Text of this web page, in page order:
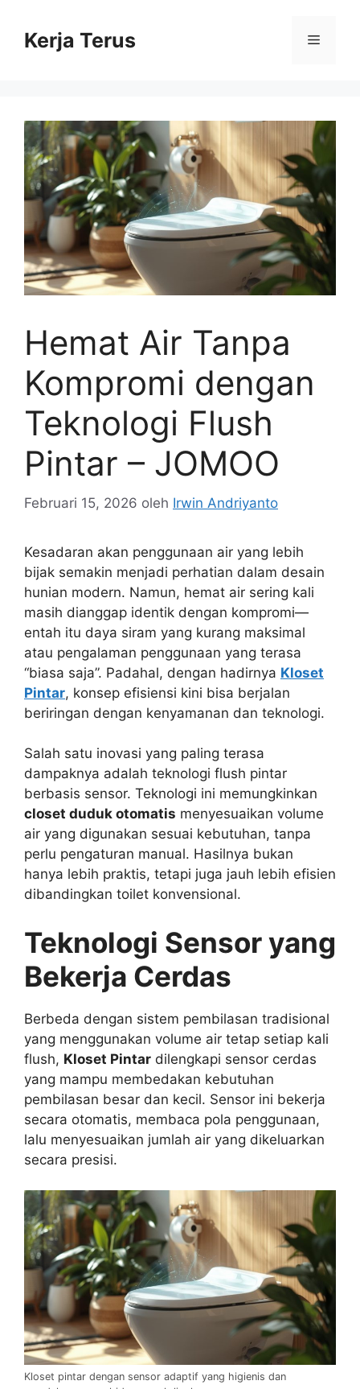
Kerja Terus Menu
Hemat Air Tanpa
Kompromi dengan
Teknologi Flush
Pintar – JOMOO
Februari 15, 2026 oleh Irwin Andriyanto
Kesadaran akan penggunaan air yang lebih
bijak semakin menjadi perhatian dalam desain
hunian modern. Namun, hemat air sering kali
masih dianggap identik dengan kompromi—
entah itu daya siram yang kurang maksimal
atau pengalaman penggunaan yang terasa
“biasa saja”. Padahal, dengan hadirnya Kloset
Pintar, konsep efisiensi kini bisa berjalan
beriringan dengan kenyamanan dan teknologi.
Salah satu inovasi yang paling terasa
dampaknya adalah teknologi flush pintar
berbasis sensor. Teknologi ini memungkinkan
closet duduk otomatis menyesuaikan volume
air yang digunakan sesuai kebutuhan, tanpa
perlu pengaturan manual. Hasilnya bukan
hanya lebih praktis, tetapi juga jauh lebih efisien
dibandingkan toilet konvensional.
Teknologi Sensor yang
Bekerja Cerdas
Berbeda dengan sistem pembilasan tradisional
yang menggunakan volume air tetap setiap kali
flush, Kloset Pintar dilengkapi sensor cerdas
yang mampu membedakan kebutuhan
pembilasan besar dan kecil. Sensor ini bekerja
secara otomatis, membaca pola penggunaan,
lalu menyesuaikan jumlah air yang dikeluarkan
secara presisi.
Kloset pintar dengan sensor adaptif yang higienis dan